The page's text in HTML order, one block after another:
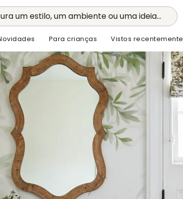
um estilo, um ambiente ou uma ideia...
Para crianças Vistos recentemente